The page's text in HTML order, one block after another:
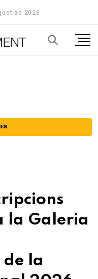
de 2026
la Galeria
la